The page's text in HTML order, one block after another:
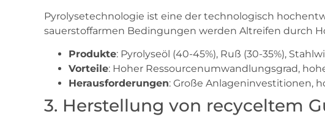
Pyrolysetechnologie ist eine der technologisch
sauerstoffarmen Bedingungen werden Altreifen durch
Produkte: Pyrolyseöl (40-45%), Ruß (30-35%),
Vorteile: Hoher Ressourcenumwandlungsgrad,
Herausforderungen: Große Anlageninvestitionen,
3. Herstellung von recyceltem